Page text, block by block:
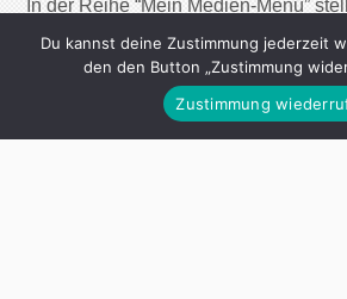
In der Reihe “Mein Medien-Menü”
Menschen ihre Lese-, Seh- und
Ihre Lieblingsautoren, die wichtigsten
Magazine, Zeitungen und
Du kannst deine Zustimmung jederzeit
den den Button „Zustimmung
Zustimmung